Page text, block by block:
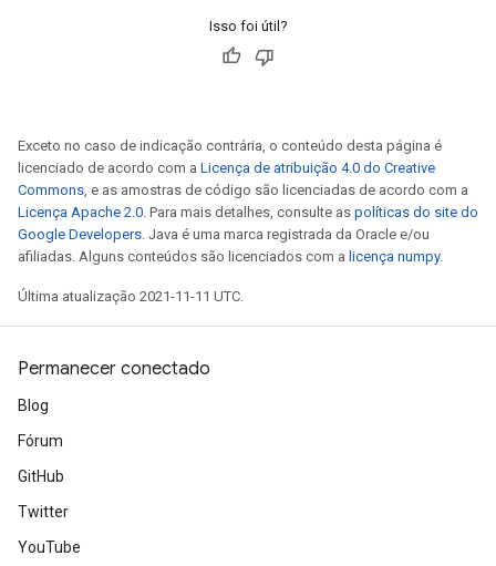
Isso foi útil?
Exceto no caso de indicação contrária, o conteúdo desta página é
licenciado de acordo com a Licença de atribuição 4.0 do Creative
Commons, e as amostras de código são licenciadas de acordo com a
Licença Apache 2.0. Para mais detalhes, consulte as políticas do site do
Google Developers. Java é uma marca registrada da Oracle e/ou
afiliadas. Alguns conteúdos são licenciados com a licença numpy.
Última atualização 2021-11-11 UTC.
Permanecer conectado
Blog
Fórum
GitHub
Twitter
YouTube